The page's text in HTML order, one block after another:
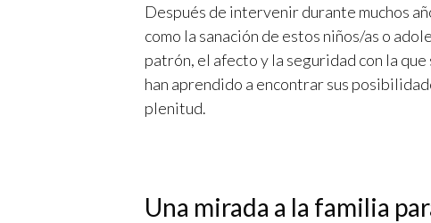
Después de intervenir durante muchos
como la sanación de estos niños/as o
patrón, el afecto y la seguridad con la
han aprendido a encontrar sus
plenitud.
Una mirada a la familia